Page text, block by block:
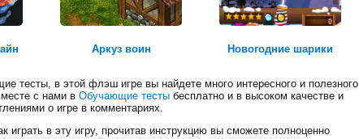
Аркуз воин Новогодние шарики
тесты, в этой флэш игре вы найдете много интересного и полезного
с нами в Обучающие тесты бесплатно и в высоком качестве и
о игре в комментариях.
в эту игру, прочитав инструкцию вы сможете полноценно